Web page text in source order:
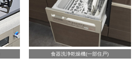
食器洗浄乾燥機(一部住戸)